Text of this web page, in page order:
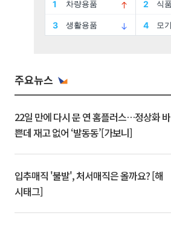
주요뉴스
22일 만에 다시 문 연 홈플러스…정상화 바
쁜데 재고 없어 ‘발동동’[가보니]
입추매직 '불발', 처서매직은 올까요? [해
시태그]